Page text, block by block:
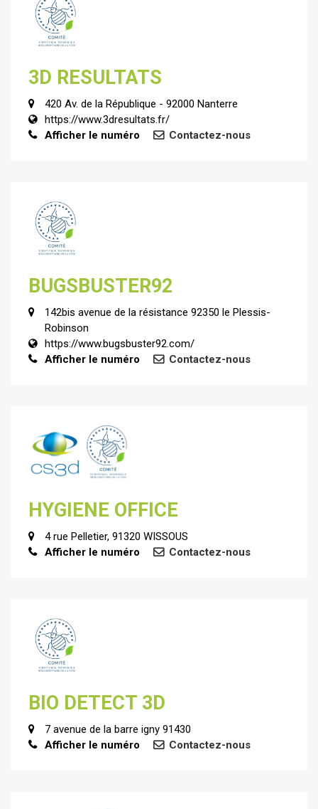
3D RESULTATS
420 Av. de la République - 92000 Nanterre
https://www.3dresultats.fr/
Afficher le numéro
Contactez-nous
BUGSBUSTER92
142bis avenue de la résistance 92350 le Plessis-
Robinson
https://www.bugsbuster92.com/
Afficher le numéro
Contactez-nous
HYGIENE OFFICE
4 rue Pelletier, 91320 WISSOUS
Afficher le numéro
Contactez-nous
BIO DETECT 3D
7 avenue de la barre igny 91430
Afficher le numéro
Contactez-nous